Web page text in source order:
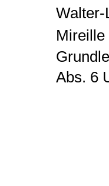
Mireille
Abs. 6